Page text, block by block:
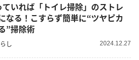
ていれば「トイレ掃除」のストレ
なる！こすらず簡単に“ツヤピカ
”掃除術
し 2024.12.27